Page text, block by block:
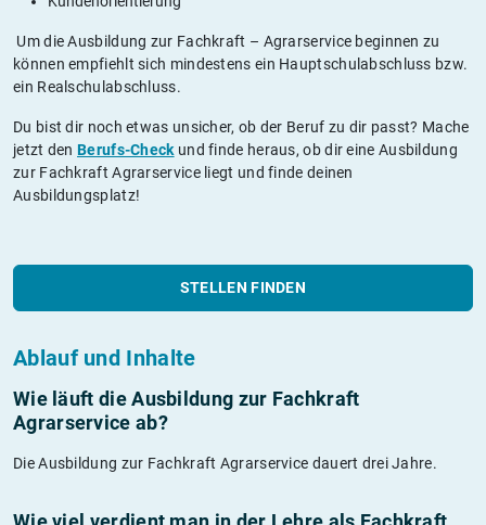
Um die Ausbildung zur Fachkraft – Agrarservice beginnen zu
können empfiehlt sich mindestens ein Hauptschulabschluss bzw.
ein Realschulabschluss.
Du bist dir noch etwas unsicher, ob der Beruf zu dir passt? Mache
jetzt den Berufs-Check und finde heraus, ob dir eine Ausbildung
zur Fachkraft Agrarservice liegt und finde deinen
Ausbildungsplatz!
STELLEN FINDEN
Ablauf und Inhalte
Wie läuft die Ausbildung zur Fachkraft
Agrarservice ab?
Die Ausbildung zur Fachkraft Agrarservice dauert drei Jahre.